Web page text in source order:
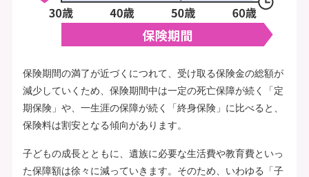
保険期間の満了が近づくにつれて、受け取る保険金の総額が
減少していくため、保険期間中は一定の死亡保障が続く「定
期保険」や、一生涯の保障が続く「終身保険」に比べると、
保険料は割安となる傾向があります。
子どもの成長とともに、遺族に必要な生活費や教育費といっ
た保障額は徐々に減っていきます。そのため、いわゆる「子